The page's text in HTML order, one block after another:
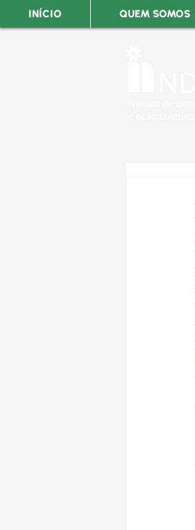
INÍCIO QUEM SOMOS